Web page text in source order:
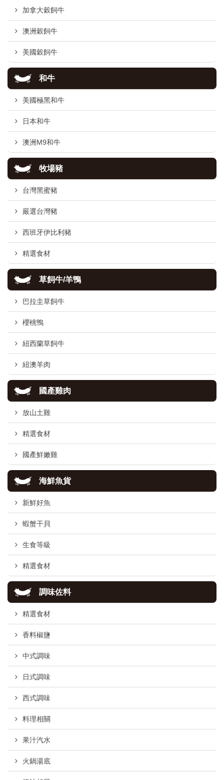
加拿大穀飼牛
澳洲穀飼牛
美國穀飼牛
和牛
美國極黑和牛
日本和牛
澳洲M9和牛
牧場豬
台灣黑蜜豬
嚴選台灣豬
西班牙伊比利豬
精選食材
草飼牛/羊鴨
巴拉圭草飼牛
櫻桃鴨
紐西蘭草飼牛
紐澳羊肉
國產雞肉
放山土雞
精選食材
國產鮮嫩雞
海鮮魚貨
新鮮好魚
蝦蟹干貝
生食等級
精選食材
調味佐料
精選食材
香料椒鹽
中式調味
日式調味
西式調味
料理相關
果汁汽水
火鍋湯底